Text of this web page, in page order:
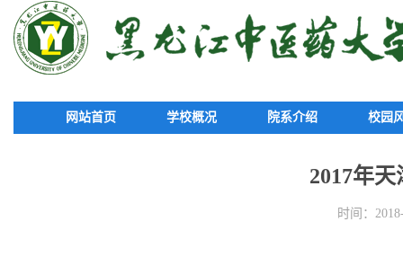
网站首页 学校概况 院系介绍 校园
2017年
时间：